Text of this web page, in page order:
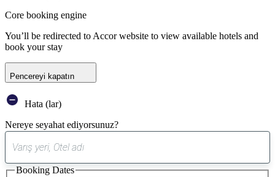
Core booking engine
You’ll be redirected to Accor website to view available hotels and
book your stay
Pencereyi kapatın
Hata (lar)
Nereye seyahat ediyorsunuz?
öneri
bulundu
Booking Dates